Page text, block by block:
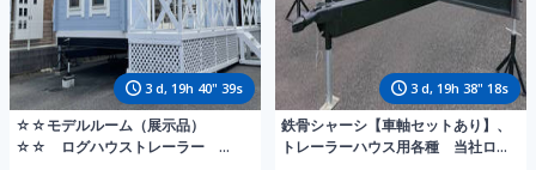
3 d, 19h 40" 37s
☆☆モデルルーム（展示品）
☆☆ ログハウストレーラー
3 d, 19h 38" 16s
鉄骨シャーシ【車軸セットあり】、
トレーラーハウス用各種 当社ログ